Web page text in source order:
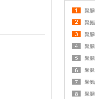
聚
聚
聚
聚
聚
聚
聚
聚